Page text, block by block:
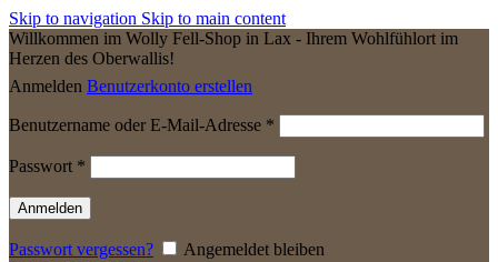
Skip to navigation Skip to main content
Willkommen im Wolly Fell-Shop in Lax - Ihrem Wohlfühlort im
Herzen des Oberwallis!
Anmelden Benutzerkonto erstellen
Benutzername oder E-Mail-Adresse *
Passwort *
Anmelden
Passwort vergessen?
Angemeldet bleiben